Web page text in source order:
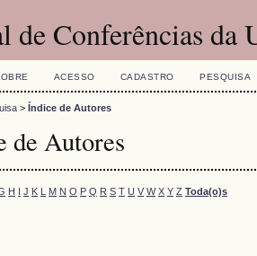
de Conferências da
ACESSO CADASTRO PESQUISA
> Índice de Autores
de Autores
H I J K L M N O P Q R S T U V W X Y Z Toda(o)s